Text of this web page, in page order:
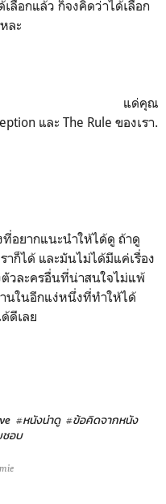
ลือกแล้ว ก็จงคิดว่าได้เลือก
ละ
แด่คุณ
และ The Rule ของเรา.
อยากแนะนำให้ได้ดู ถ้าดู
าก็ได้ และมันไม่ได้มีแค่เรื่อง
ตัวละครอื่นที่น่าสนใจไม่แพ้
นในอีกแง่หนึ่งที่ทำให้ได้
ดีเลย
#หนังน่าดู #ข้อคิดจากหนัง
อบ